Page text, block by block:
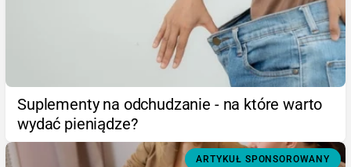
Suplementy na odchudzanie - na które warto
wydać pieniądze?
ARTYKUŁ SPONSOROWANY